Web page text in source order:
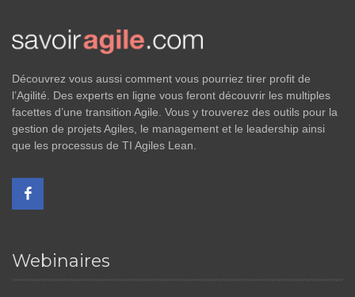
Découvrez vous aussi comment vous pourriez tirer profit de
l’Agilité. Des experts en ligne vous feront découvrir les multiples
facettes d’une transition Agile. Vous y trouverez des outils pour la
gestion de projets Agiles, le management et le leadership ainsi
que les processus de TI Agiles Lean.
Webinaires